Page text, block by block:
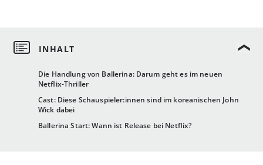
Die Handlung von Ballerina: Darum geht es im neuen
Netflix-Thriller
Cast: Diese Schauspieler:innen sind im koreanischen John
Wick dabei
Ballerina Start: Wann ist Release bei Netflix?